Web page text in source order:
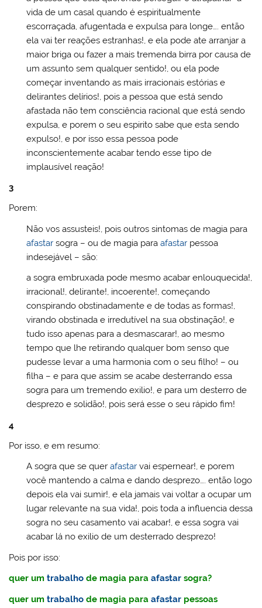
vida de um casal quando é espiritualmente
escorraçada, afugentada e expulsa para longe…. então
ela vai ter reações estranhas!, e ela pode ate arranjar a
maior briga ou fazer a mais tremenda birra por causa de
um assunto sem qualquer sentido!, ou ela pode
começar inventando as mais irracionais estórias e
delirantes delírios!, pois a pessoa que está sendo
afastada não tem consciência racional que está sendo
expulsa, e porem o seu espirito sabe que esta sendo
expulso!, e por isso essa pessoa pode
inconscientemente acabar tendo esse tipo de
implausível reação!
3
Porem:
Não vos assusteis!, pois outros sintomas de magia para
afastar sogra – ou de magia paraafastar pessoa
indesejável – são:
a sogra embruxada pode mesmo acabar enlouquecida!,
irracional!, delirante!, incoerente!, começando
conspirando obstinadamente e de todas as formas!,
virando obstinada e irredutível na sua obstinação!, e
tudo isso apenas para a desmascarar!, ao mesmo
tempo que lhe retirando qualquer bom senso que
pudesse levar a uma harmonia com o seu filho! – ou
filha – e para que assim se acabe desterrando essa
sogra para um tremendo exilio!, e para um desterro de
desprezo e solidão!, pois será esse o seu rápido fim!
4
Por isso, e em resumo:
A sogra que se querafastar vai espernear!, e porem
você mantendo a calma e dando desprezo…. então logo
depois ela vai sumir!, e ela jamais vai voltar a ocupar um
lugar relevante na sua vida!, pois toda a influencia dessa
sogra no seu casamento vai acabar!, e essa sogra vai
acabar lá no exilio de um desterrado desprezo!
Pois por isso:
quer umtrabalho de magia paraafastar sogra?
quer umtrabalho de magia paraafastar pessoas